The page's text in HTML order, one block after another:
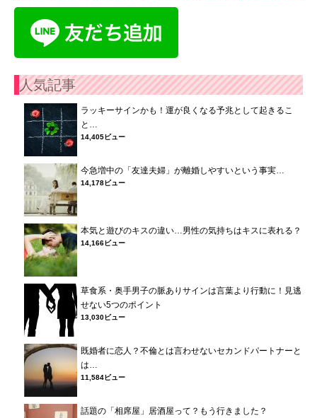
人気記事
ラッキーサインかも！運が良くなる予兆として起きるこ
と…
14,405ビュー
今急増中の「友達夫婦」が離婚しやすいという事実…
14,178ビュー
本気と遊びのキスの違い…男性の気持ちはキスに表れる？
14,166ビュー
草食系・奥手男子の脈ありサインは言葉より行動に！見逃
せない5つのポイント
13,030ビュー
既婚者に恋人？不倫とは言わせないセカンドパートナーと
は…
11,584ビュー
話題の「相席屋」居酒屋って？もう行きました？